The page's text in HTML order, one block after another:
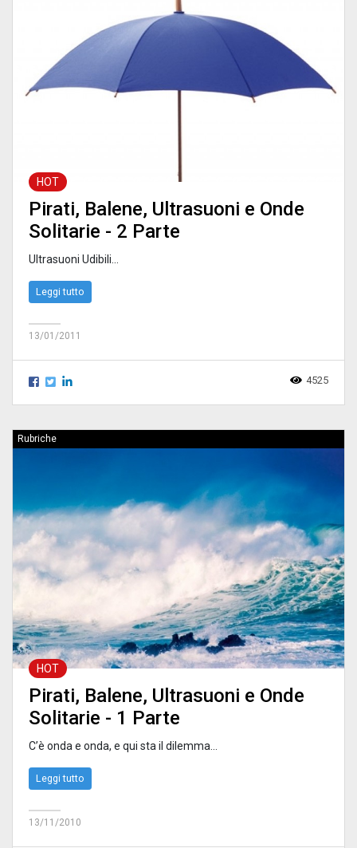
HOT
Pirati, Balene, Ultrasuoni e Onde
Solitarie - 2 Parte
Ultrasuoni Udibili...
Leggi tutto
13/01/2011
4525
Rubriche
HOT
Pirati, Balene, Ultrasuoni e Onde
Solitarie - 1 Parte
C’è onda e onda, e qui sta il dilemma...
Leggi tutto
13/11/2010